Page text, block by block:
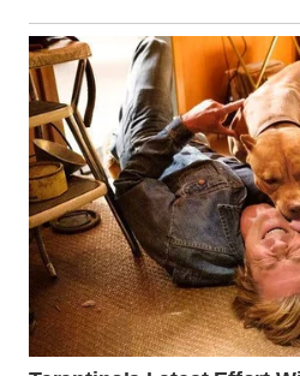
WN
SULUT
WN
MALUKU
WN
MALUT
WN
DAIRI